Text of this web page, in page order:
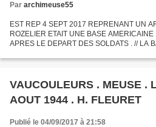
Par archimeuse55
EST REP 4 SEPT 2017 REPRENANT UN
ROZELIER ETAIT UNE BASE
APRES LE DEPART DES SOLDATS . // LA
UNE AIRE D ' ATTERRISSAGE...
VAUCOULEURS . MEUSE . LIBERATION 31
AOUT 1944 . H. FLEURET
Publié le 04/09/2017 à 21:58